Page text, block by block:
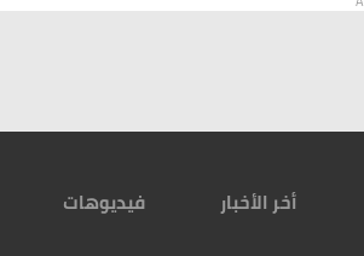
أخر الأخبار فيديوهات